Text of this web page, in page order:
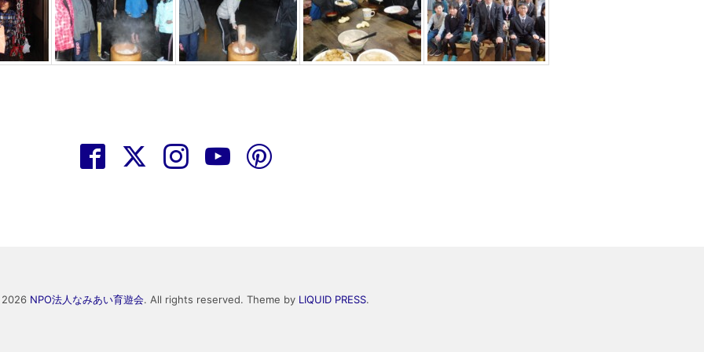
NPO法人なみあい育遊会. All rights reserved. Theme by LIQUID PRESS.